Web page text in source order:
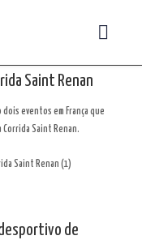
Saint Renan
eventos em França que
Corrida Saint Renan.
de